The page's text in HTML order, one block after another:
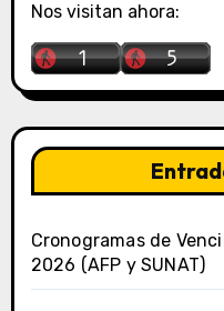
Nos visitan ahora:
Cronogramas de
2026 (AFP y SUNAT)